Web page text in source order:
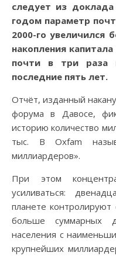
следует из
годом параметр
2000-го увеличился
накопления
почти в три раза
последние пять лет.
Отчёт, изданный
форума в Давосе,
историю количество
тыс. В Oxfam
миллиардеров».
При этом
усиливаться:
планете контролируют
больше суммарных
населения с
крупнейших